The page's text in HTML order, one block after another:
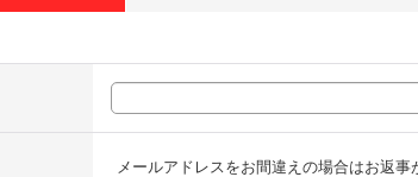
メールアドレスをお間違えの場合はお返事